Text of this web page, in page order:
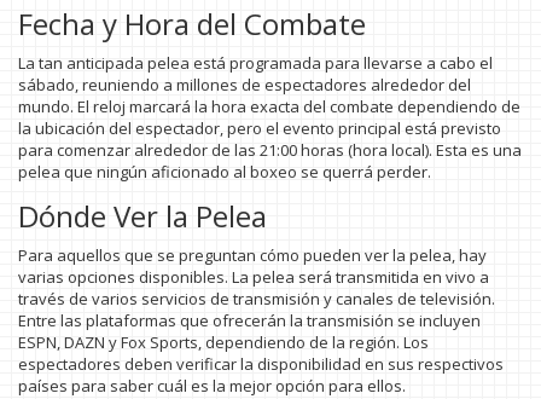
Fecha y Hora del Combate
La tan anticipada pelea está programada para llevarse a cabo el
sábado, reuniendo a millones de espectadores alrededor del
mundo. El reloj marcará la hora exacta del combate dependiendo de
la ubicación del espectador, pero el evento principal está previsto
para comenzar alrededor de las 21:00 horas (hora local). Esta es una
pelea que ningún aficionado al boxeo se querrá perder.
Dónde Ver la Pelea
Para aquellos que se preguntan cómo pueden ver la pelea, hay
varias opciones disponibles. La pelea será transmitida en vivo a
través de varios servicios de transmisión y canales de televisión.
Entre las plataformas que ofrecerán la transmisión se incluyen
ESPN, DAZN y Fox Sports, dependiendo de la región. Los
espectadores deben verificar la disponibilidad en sus respectivos
países para saber cuál es la mejor opción para ellos.